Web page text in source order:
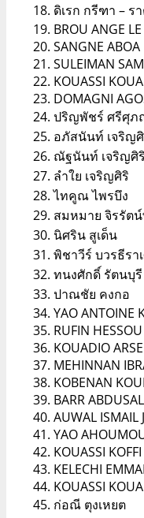
ดิเรก กรีฑา – ร
BROU ANGE LE
SANGNE ABOA
SULEIMAN
KOUASSI
DOMAGNI
ปริญพัชร์ ศรีศุภ
อภัสนันท์ เจริญ
ณัฐนันท์ เจริญศิ
ลำใย เจริญศิริ
ไทคูณ ไพรบึง
สมหมาย จิรรัต
นิศริน สูเด็น
พิชาวีร์ บวรธีรา
ทนงศักดิ์ รัตนบุ
ปาณชัย คงกอ
YAO ANTOINE
RUFIN HESSOU
KOUADIO
MEHINNAN
KOBENAN
BARR
AUWAL ISMAIL
YAO
KOUASSI
KELECHI
KOUASSI
ก่อณี ตุงเหยต